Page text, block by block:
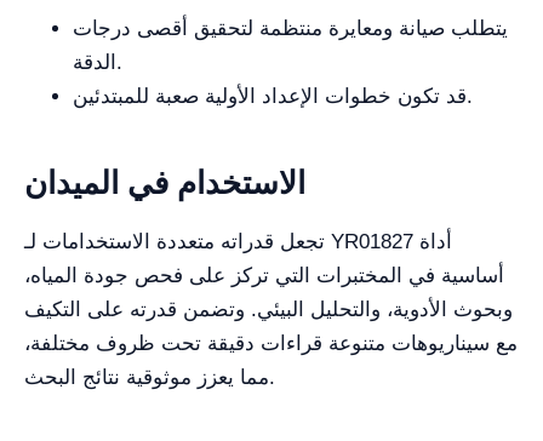
يتطلب صيانة ومعايرة منتظمة لتحقيق أقصى درجات
الدقة.
قد تكون خطوات الإعداد الأولية صعبة للمبتدئين.
الاستخدام في الميدان
تجعل قدراته متعددة الاستخدامات لـ YR01827 أداة
أساسية في المختبرات التي تركز على فحص جودة المياه،
وبحوث الأدوية، والتحليل البيئي. وتضمن قدرته على التكيف
مع سيناريوهات متنوعة قراءات دقيقة تحت ظروف مختلفة،
مما يعزز موثوقية نتائج البحث.